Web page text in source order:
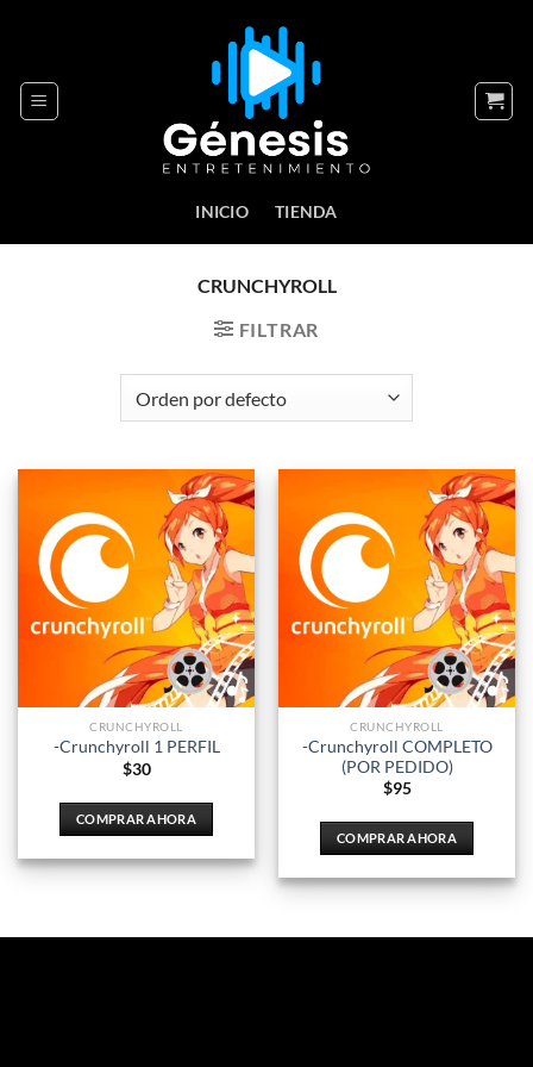
INICIO TIENDA
CRUNCHYROLL
FILTRAR
CRUNCHYROLL
-Crunchyroll 1 PERFIL
$30
COMPRAR AHORA
CRUNCHYROLL
-Crunchyroll COMPLETO
(POR PEDIDO)
$95
COMPRAR AHORA